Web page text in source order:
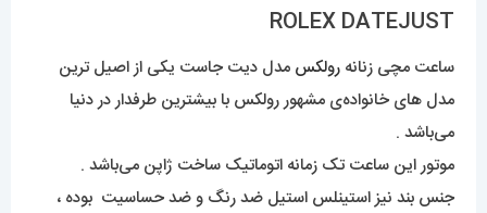
ROLEX DATEJUST
ساعت مچی زنانه رولکس مدل دیت جاست یکی از اصیل ترین
مدل های خانواده‌ی مشهور رولکس با بیشترین طرفدار در دنیا
می‌باشد .
موتور این ساعت تک زمانه اتوماتیک ساخت ژاپن می‌باشد .
جنس بند نیز استینلس استیل ضد رنگ و ضد حساسیت بوده ،